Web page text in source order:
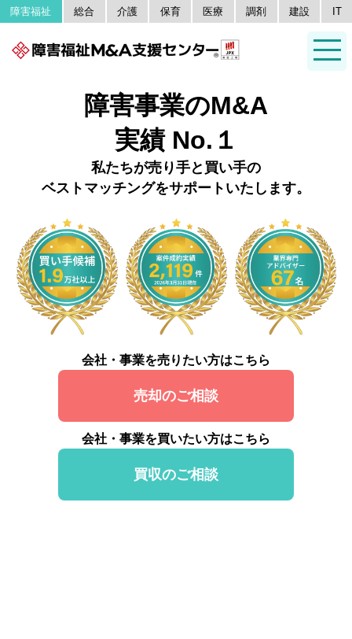
障害福祉 総合 介護 保育 医療 調剤 建設 IT
障害事業のM&A
実績 No.１
私たちが売り手と買い手の
ベストマッチングをサポートいたします。
会社・事業を売りたい方はこちら
売却のご相談
会社・事業を買いたい方はこちら
買収のご相談